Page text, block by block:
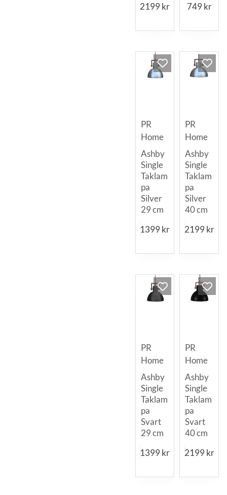
2199kr
749kr
PR
Home
Ashby
Single
Taklam
pa
Silver
29 cm
1399kr
PR
Home
Ashby
Single
Taklam
pa
Silver
40 cm
2199kr
PR
Home
Ashby
Single
Taklam
pa
Svart
29 cm
1399kr
PR
Home
Ashby
Single
Taklam
pa
Svart
40 cm
2199kr